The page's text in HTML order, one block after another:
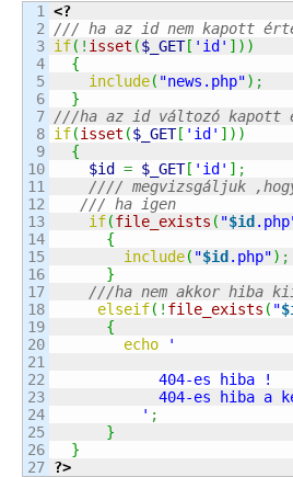
1
2
3
4
5
6
7
8
9
10
11
12
13
14
15
16
17
18
19
20
21
22
23
24
25
26
<?
/// ha az id nem kapott
if( ! isset ($_GET[ 'id' ] ) )
{
include( "news.php") ;
}
///ha az id változó kapott
if(isset ($_GET[ 'id' ] ) )
{
$id = $_GET[ 'id' ] ;
//// megvizsgáljuk
/// ha igen
if(file_exists ( "$id
{
include( "$id.php") ;
}
///ha nem akkor hiba
elseif( ! file_exists ( "
{
echo
'
            404-es hiba !
404-es hiba a
          '
;
}
}
?>